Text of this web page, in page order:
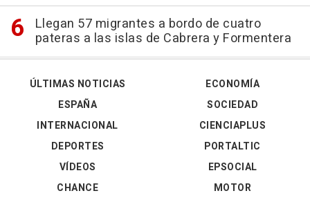
Llegan 57 migrantes a bordo de cuatro
pateras a las islas de Cabrera y Formentera
ÚLTIMAS NOTICIAS
ESPAÑA
INTERNACIONAL
DEPORTES
VÍDEOS
ECONOMÍA
SOCIEDAD
CIENCIAPLUS
PORTALTIC
EPSOCIAL
CHANCE
MOTOR